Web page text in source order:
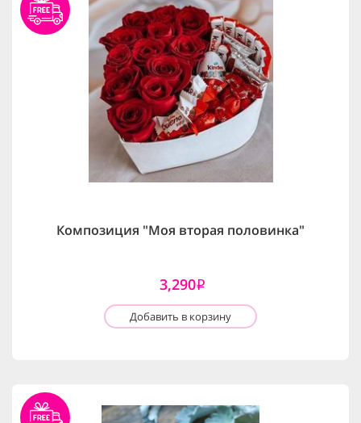
Композиция "Моя вторая половинка"
3,290i
Добавить в корзину